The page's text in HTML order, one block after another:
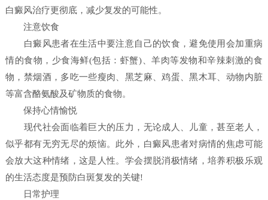
白癜风治疗更彻底，减少复发的可能性。
注意饮食
白癜风患者在生活中要注意自己的饮食，避免使用会加重病
情的食物，少食海鲜(包括：虾蟹)、羊肉等发物和辛辣刺激的食
物，禁烟酒，多吃一些瘦肉、黑芝麻、鸡蛋、黑木耳、动物内脏
等富含酪氨酸及矿物质的食物。
保持心情愉悦
现代社会面临着巨大的压力，无论成人、儿童，甚至老人，
似乎都有无穷无尽的烦恼。此外，白癜风患者对病情的焦虑可能
会放大这种情绪，这是人性。学会摆脱消极情绪，培养积极乐观
的生活态度是预防白斑复发的关键!
日常护理